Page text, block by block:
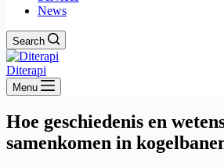
News
Search
Diterapi
Menu
Hoe geschiedenis en
samenkomen in